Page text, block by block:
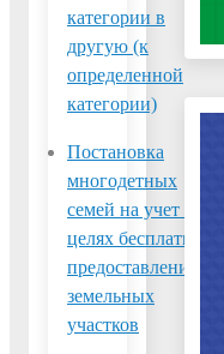
категории в
другую (к
определенной
категории)
Постановка
многодетных
семей на учет в
целях бесплатного
предоставления
земельных
участков